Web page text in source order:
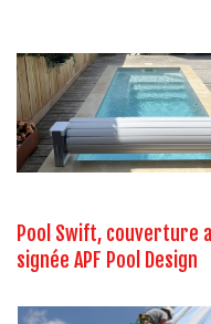
Pool Swift, couverture
signée APF Pool Design